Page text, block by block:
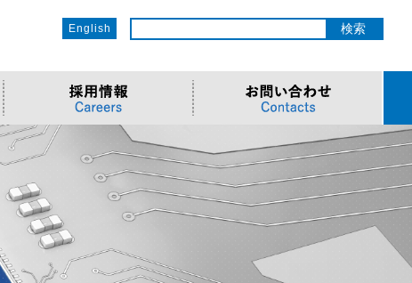
English
ットワーク
リューション
>Components
>Semiconductor
>Automotive
ソリューション
ービス
リューション
ソリューション
ーション
>地デジテレビ
>海外電子部品選定
>OECのCSR
>社会への取り組み
>環境への取り組み
>社員との関わり